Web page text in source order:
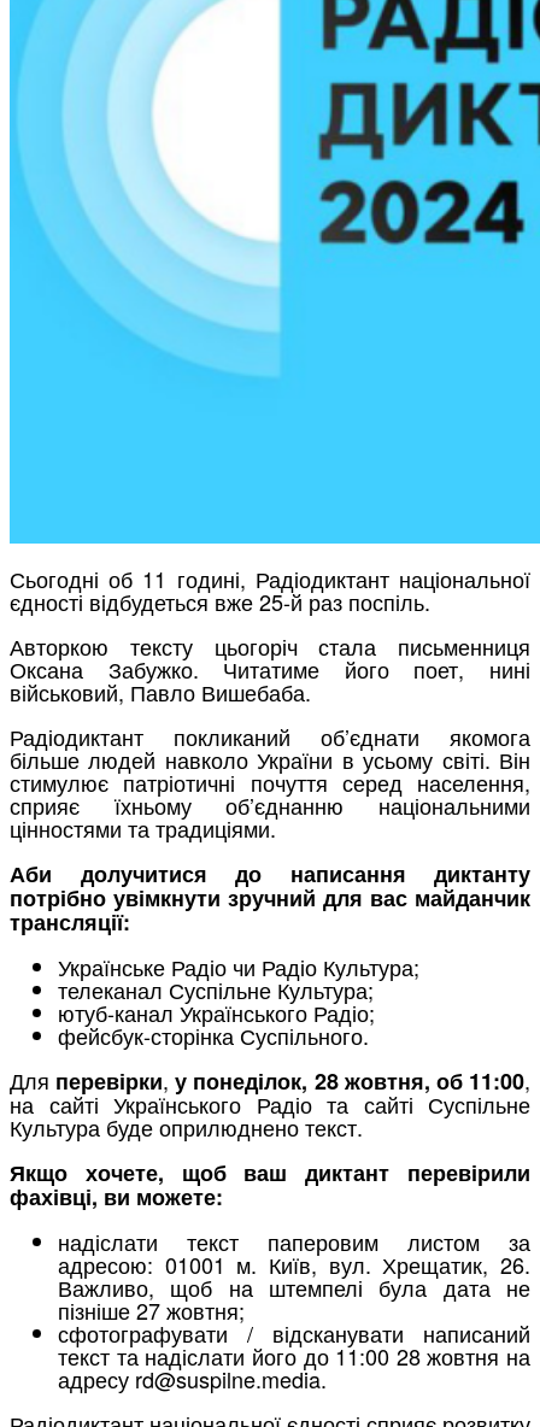
Сьогодні об 11 годині, Радіодиктант національної
єдності відбудеться вже 25-й раз поспіль.
Авторкою тексту цьогоріч стала письменниця
Оксана Забужко. Читатиме його поет, нині
військовий, Павло Вишебаба.
Радіодиктант покликаний об’єднати якомога
більше людей навколо України в усьому світі. Він
стимулює патріотичні почуття серед населення,
сприяє їхньому об’єднанню національними
цінностями та традиціями.
Аби долучитися до написання диктанту
потрібно увімкнути зручний для вас майданчик
трансляції:
Українське Радіо чи Радіо Культура;
телеканал Суспільне Культура;
ютуб-канал Українського Радіо;
фейсбук-сторінка Суспільного.
Для перевірки,у понеділок, 28 жовтня, об 11:00,
на сайті Українського Радіо та сайті Суспільне
Культура буде оприлюднено текст.
Якщо хочете, щоб ваш диктант перевірили
фахівці, ви можете:
надіслати текст паперовим листом за
адресою: 01001 м. Київ, вул. Хрещатик, 26.
Важливо, щоб на штемпелі була дата не
пізніше 27 жовтня;
сфотографувати / відсканувати написаний
текст та надіслати його до 11:00 28 жовтня на
адресу rd@suspilne.media.